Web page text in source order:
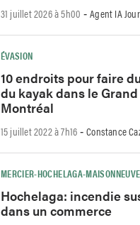
31 juillet 2026 à 5h00 -Agent IA
ÉVASION
10 endroits pour faire
du kayak dans le Grand
Montréal
15 juillet 2022 à 7h16 -Constance
MERCIER-HOCHELAGA-MAISONNEUVE
Hochelaga: incendie
dans un commerce